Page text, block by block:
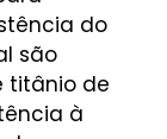
do
são
titânio de
à